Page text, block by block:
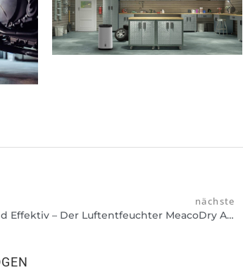
nächste
Leise Und Effektiv – Der Luftentfeuchter MeacoDry Arete® One 20L Ist Quiet Mark Zertifiziert